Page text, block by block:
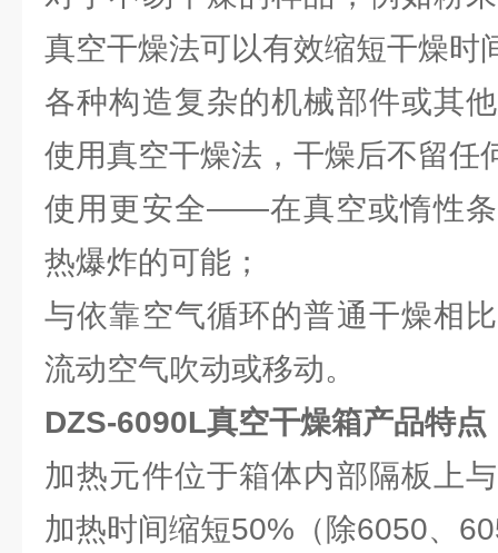
真空干燥法可以有效缩短干燥时
各种构造复杂的机械部件或其
使用真空干燥法，干燥后不留任
使用更安全――在真空或惰性
热爆炸的可能；
与依靠空气循环的普通干燥相
流动空气吹动或移动。
DZS-6090L真空干燥箱产品特点
加热元件位于箱体内部隔板上
加热时间缩短50%（除6050、